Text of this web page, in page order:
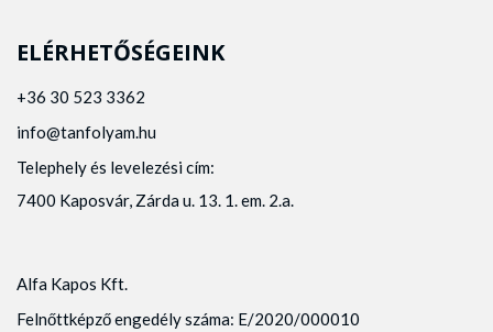
ELÉRHETŐSÉGEINK
+36 30 523 3362
info@tanfolyam.hu
Telephely és levelezési cím:
7400 Kaposvár, Zárda u. 13. 1. em. 2.a.
Alfa Kapos Kft.
Felnőttképző engedély száma: E/2020/000010